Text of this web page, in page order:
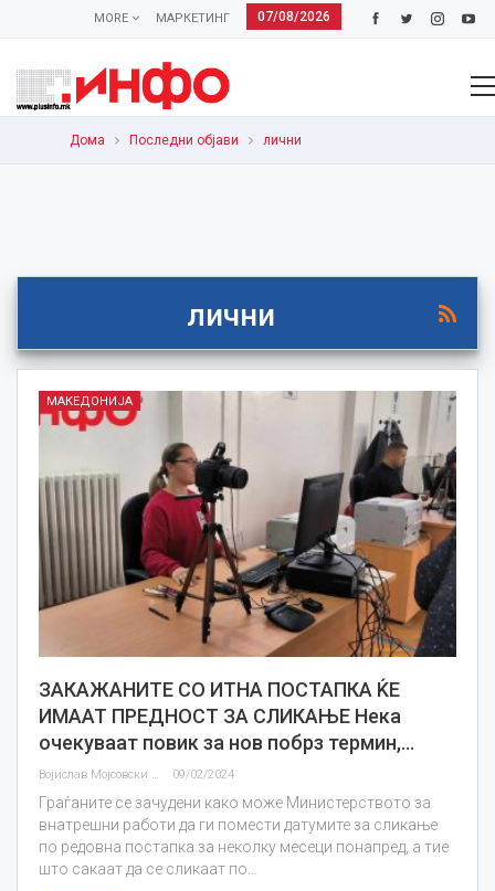
07/08/2026
МАРКЕТИНГ
MORE
Дома Последни објави лични
лични
МАКЕДОНИЈА
ЗАКАЖАНИТЕ СО ИТНА ПОСТАПКА ЌЕ
ИМААТ ПРЕДНОСТ ЗА СЛИКАЊЕ Нека
очекуваат повик за нов побрз термин,…
Војислав Мојсовски 09/02/2024
Граѓаните се зачудени како може Министерството за
внатрешни работи да ги помести датумите за сликање
по редовна постапка за неколку месеци понапред, а тие
што сакаат да се сликаат по…